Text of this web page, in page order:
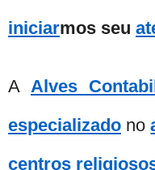
iniciarmos seu
A Alves
especializado no
centros